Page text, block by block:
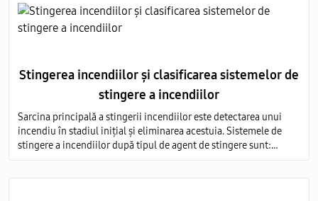
Stingerea incendiilor și clasificarea sistemelor de
stingere a incendiilor
Sarcina principală a stingerii incendiilor este detectarea unui
incendiu în stadiul inițial și eliminarea acestuia. Sistemele de
stingere a incendiilor după tipul de agent de stingere sunt:
aerosoli; apă; pulbere; gaz; spumă.